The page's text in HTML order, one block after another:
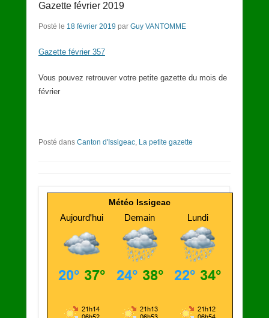
Gazette février 2019
Posté le 18 février 2019 par Guy VANTOMME
Gazette février 357
Vous pouvez retrouver votre petite gazette du mois de
février
Posté dans Canton d'Issigeac, La petite gazette
Météo Issigeac